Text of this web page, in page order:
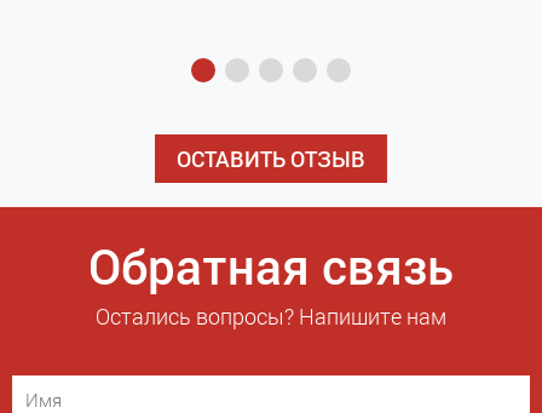
ОСТАВИТЬ ОТЗЫВ
Обратная связь
Остались вопросы? Напишите нам